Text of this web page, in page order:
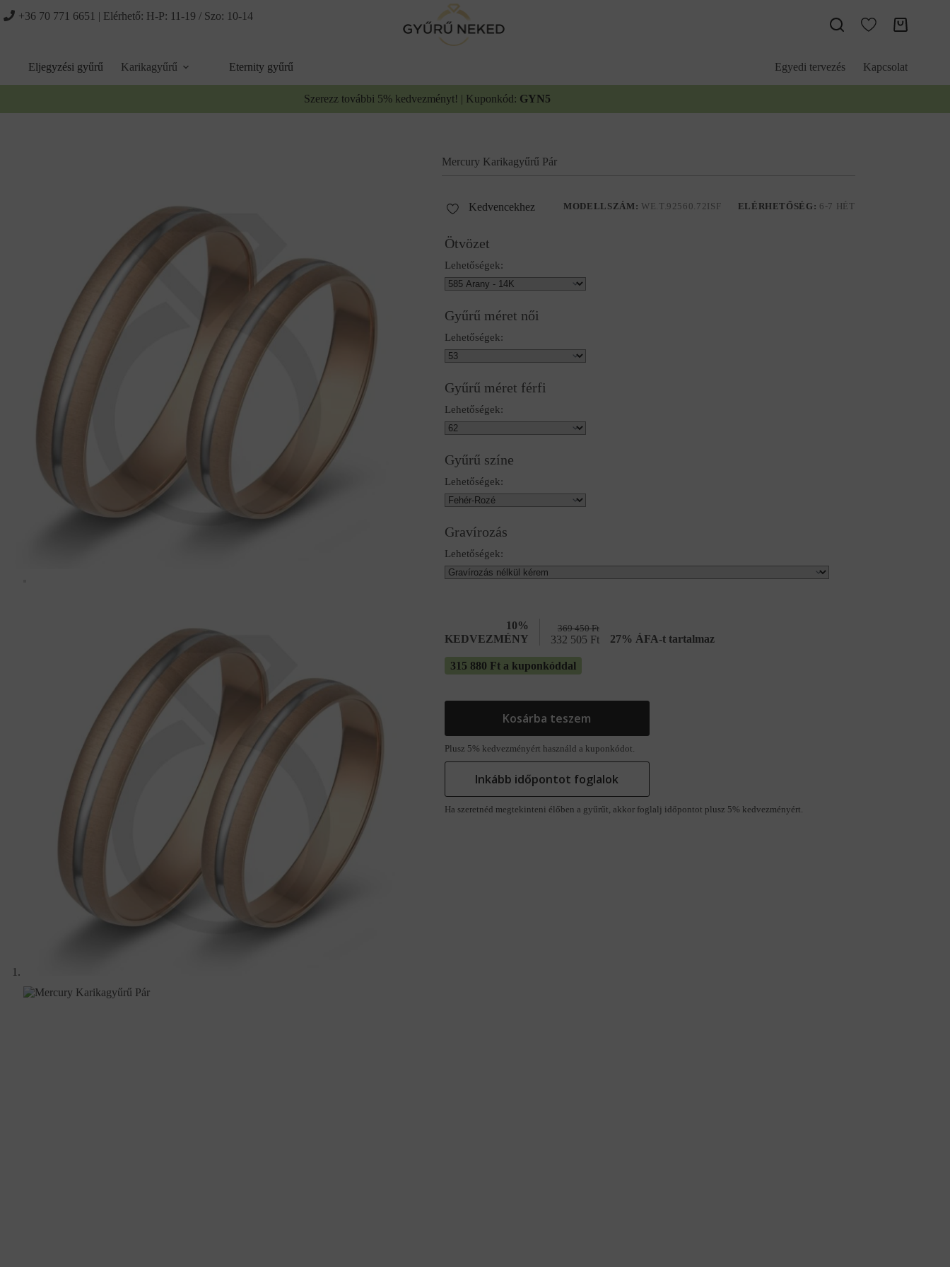
a
+36 70 771 6651 | Elérhető: H-P: 11-19 / Szo: 10-14
Kosár
Eljegyzési gyűrű Karikagyűrű Eternity gyűrű Egyedi tervezés Kapcsolat
Szerezz további 5% kedvezményt! | Kuponkód: GYN5
Mercury Karikagyűrű Pár
MODELLSZÁM: WE.T.92560.72ISF ELÉRHETŐSÉG: 6-7 HÉT
Kedvencekhez
Ötvözet
Lehetőségek:
Gyűrű méret női
Lehetőségek:
Gyűrű méret férfi
Lehetőségek:
Gyűrű színe
Lehetőségek:
Gravírozás
Lehetőségek:
10%
KEDVEZMÉNY
369 450Ft
332 505 Ft 27% ÁFA-t tartalmaz
315 880 Ft a kuponkóddal
Kosárba teszem
Plusz 5% kedvezményért használd a kuponkódot.
Inkább időpontot foglalok
Ha szeretnéd megtekinteni élőben a gyűrűt, akkor foglalj időpontot plusz 5% kedvezményért.